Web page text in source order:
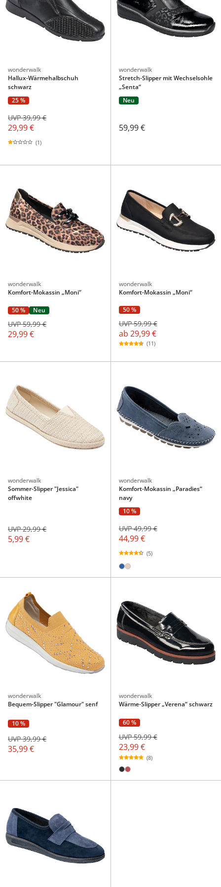
wonderwalk
Hallux-Wärmehalbschuh
schwarz
25 %
29,99 €
UVP 39,99 €
(1)
wonderwalk
Stretch-Slipper mit Wechselsohle
„Senta“
Neu
59,99 €
wonderwalk
Komfort-Mokassin „Moni“
50 % Neu
29,99 €
UVP 59,99 €
wonderwalk
Komfort-Mokassin „Moni“
50 %
ab 29,99 €
UVP 59,99 €
(11)
wonderwalk
Sommer-Slipper "Jessica"
offwhite
5,99 €
UVP 29,99 €
wonderwalk
Komfort-Mokassin „Paradies“
navy
10 %
44,99 €
UVP 49,99 €
(5)
wonderwalk
Bequem-Slipper "Glamour" senf
10 %
35,99 €
UVP 39,99 €
wonderwalk
Wärme-Slipper „Verena“ schwarz
60 %
23,99 €
UVP 59,99 €
(8)